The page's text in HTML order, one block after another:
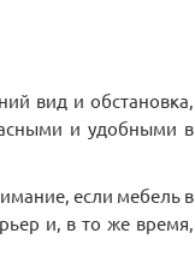
вид и обстановка,
и удобными в
если мебель в
и, в то же время,